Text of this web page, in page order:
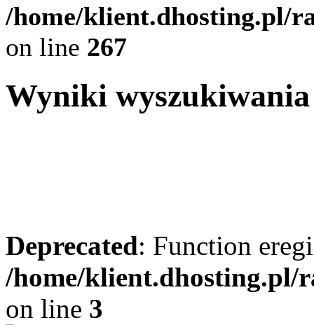
/home/klient.dhosting.pl/
on line 267
Wyniki
Deprecated: Function
/home/
on line 3